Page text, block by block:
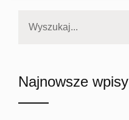
Najnowsze wpisy